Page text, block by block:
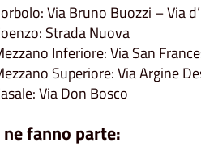
Via Bruno Buozzi – Via
Strada Nuova
Inferiore: Via San
Superiore: Via Argine
Via Don Bosco
fanno parte: